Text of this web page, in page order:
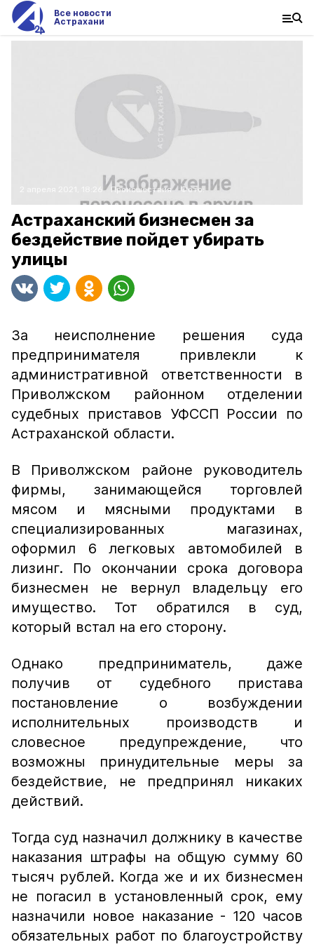
Все новости
Астрахани
2 апреля 2021, 18:26 Происшествия Фото:
Астраханский бизнесмен за
бездействие пойдет убирать
улицы
За неисполнение решения суда
предпринимателя привлекли к
административной ответственности в
Приволжском районном отделении
судебных приставов УФССП России по
Астраханской области.
В Приволжском районе руководитель
фирмы, занимающейся торговлей
мясом и мясными продуктами в
специализированных магазинах,
оформил 6 легковых автомобилей в
лизинг. По окончании срока договора
бизнесмен не вернул владельцу его
имущество. Тот обратился в суд,
который встал на его сторону.
Однако предприниматель, даже
получив от судебного пристава
постановление о возбуждении
исполнительных производств и
словесное предупреждение, что
возможны принудительные меры за
бездействие, не предпринял никаких
действий.
Тогда суд назначил должнику в качестве
наказания штрафы на общую сумму 60
тысяч рублей. Когда же и их бизнесмен
не погасил в установленный срок, ему
назначили новое наказание - 120 часов
обязательных работ по благоустройству